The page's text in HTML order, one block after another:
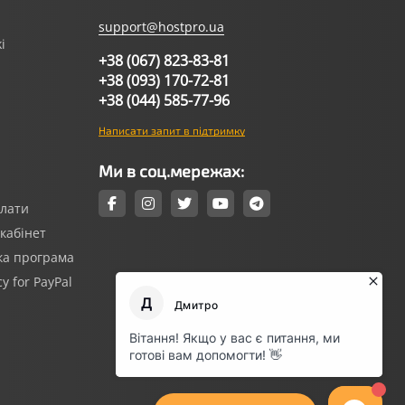
програма
for PayPal
support@hostpro.ua
+38 (067) 823-83-81
+38 (093) 170-72-81
+38 (044) 585-77-96
Написати запит в підтримку
Ми в соц.мережах: